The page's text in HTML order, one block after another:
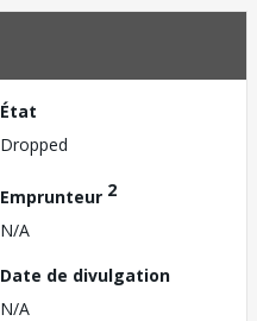
État
Dropped
Emprunteur 2
N/A
Date de divulgation
N/A